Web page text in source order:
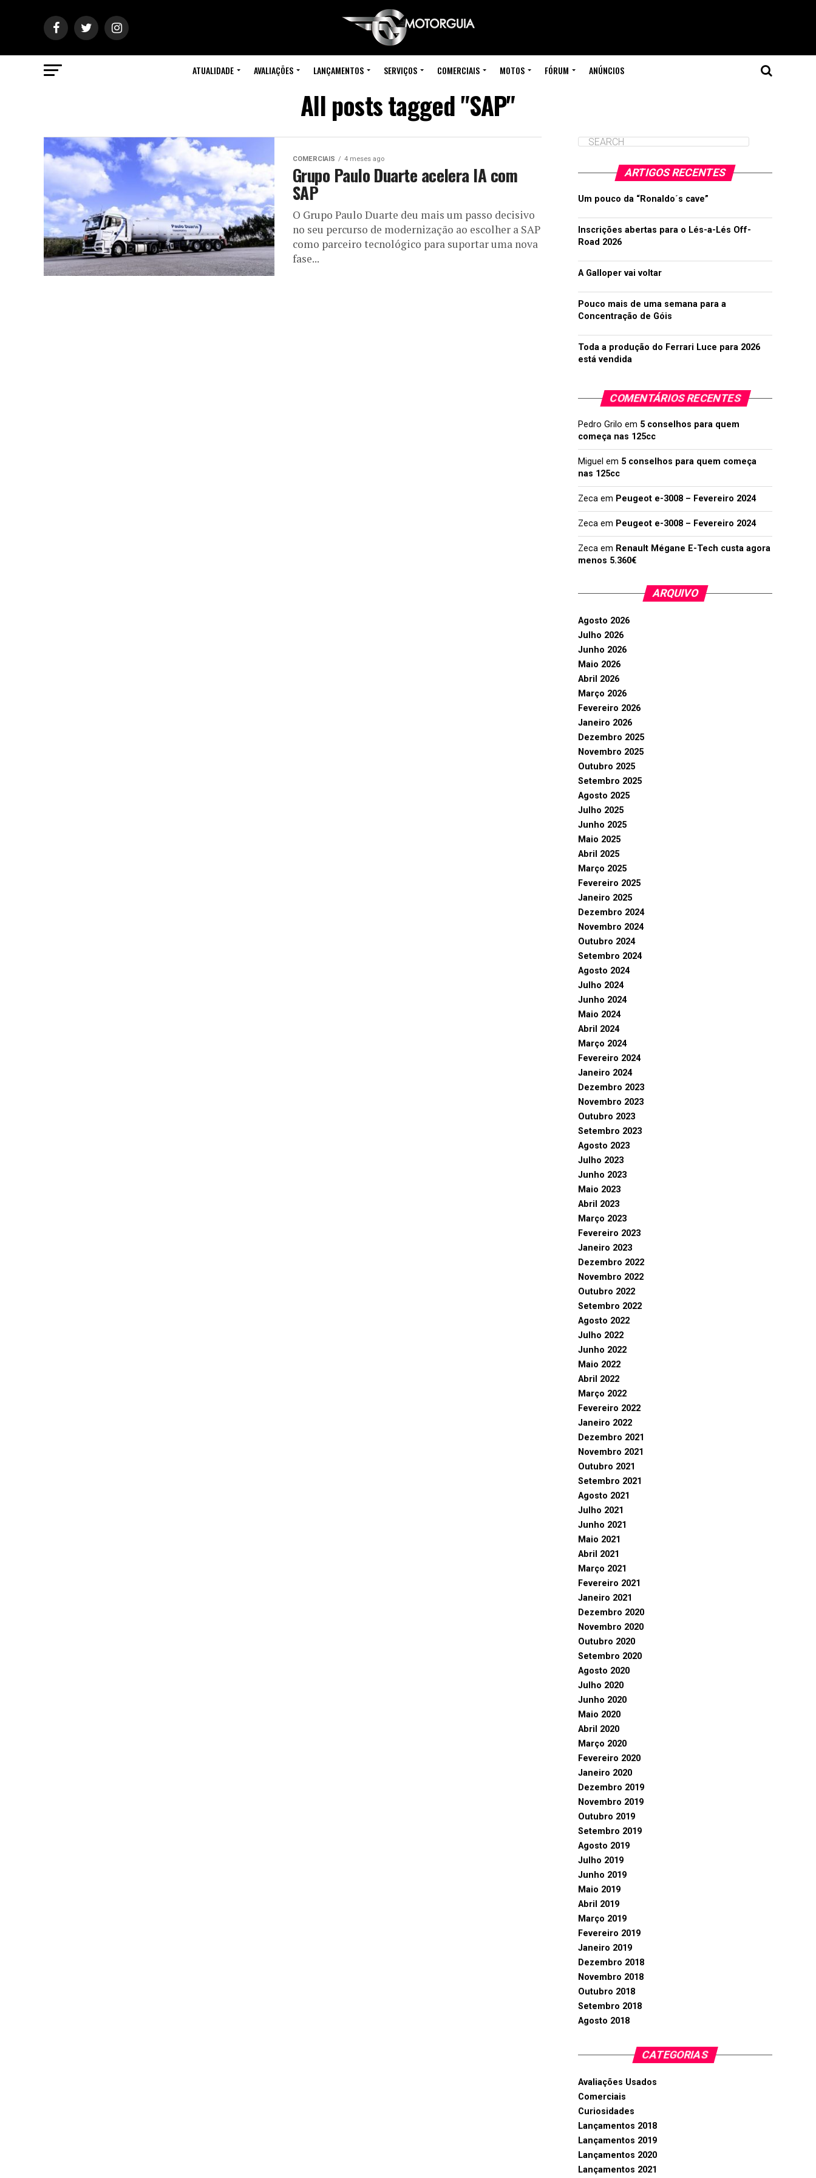
ATUALIDADE AVALIAÇÕES LANÇAMENTOS SERVIÇOS COMERCIAIS MOTOS FÓRUM ANÚNCIOS
All posts tagged "SAP"
COMERCIAIS 4 meses ago
Grupo Paulo Duarte acelera IA com
SAP
O Grupo Paulo Duarte deu mais um passo decisivo
no seu percurso de modernização ao escolher a SAP
como parceiro tecnológico para suportar uma nova
fase...
ARTIGOS RECENTES
Um pouco da “Ronaldo´s cave”
Inscrições abertas para o Lés-a-Lés Off-
Road 2026
A Galloper vai voltar
Pouco mais de uma semana para a
Concentração de Góis
Toda a produção do Ferrari Luce para 2026
está vendida
COMENTÁRIOS RECENTES
Pedro Grilo em 5 conselhos para quem
começa nas 125cc
Miguel em 5 conselhos para quem começa
nas 125cc
Zeca em Peugeot e-3008 – Fevereiro 2024
Zeca em Peugeot e-3008 – Fevereiro 2024
Zeca em Renault Mégane E-Tech custa agora
menos 5.360€
ARQUIVO
Agosto 2026
Julho 2026
Junho 2026
Maio 2026
Abril 2026
Março 2026
Fevereiro 2026
Janeiro 2026
Dezembro 2025
Novembro 2025
Outubro 2025
Setembro 2025
Agosto 2025
Julho 2025
Junho 2025
Maio 2025
Abril 2025
Março 2025
Fevereiro 2025
Janeiro 2025
Dezembro 2024
Novembro 2024
Outubro 2024
Setembro 2024
Agosto 2024
Julho 2024
Junho 2024
Maio 2024
Abril 2024
Março 2024
Fevereiro 2024
Janeiro 2024
Dezembro 2023
Novembro 2023
Outubro 2023
Setembro 2023
Agosto 2023
Julho 2023
Junho 2023
Maio 2023
Abril 2023
Março 2023
Fevereiro 2023
Janeiro 2023
Dezembro 2022
Novembro 2022
Outubro 2022
Setembro 2022
Agosto 2022
Julho 2022
Junho 2022
Maio 2022
Abril 2022
Março 2022
Fevereiro 2022
Janeiro 2022
Dezembro 2021
Novembro 2021
Outubro 2021
Setembro 2021
Agosto 2021
Julho 2021
Junho 2021
Maio 2021
Abril 2021
Março 2021
Fevereiro 2021
Janeiro 2021
Dezembro 2020
Novembro 2020
Outubro 2020
Setembro 2020
Agosto 2020
Julho 2020
Junho 2020
Maio 2020
Abril 2020
Março 2020
Fevereiro 2020
Janeiro 2020
Dezembro 2019
Novembro 2019
Outubro 2019
Setembro 2019
Agosto 2019
Julho 2019
Junho 2019
Maio 2019
Abril 2019
Março 2019
Fevereiro 2019
Janeiro 2019
Dezembro 2018
Novembro 2018
Outubro 2018
Setembro 2018
Agosto 2018
CATEGORIAS
Avaliações Usados
Comerciais
Curiosidades
Lançamentos 2018
Lançamentos 2019
Lançamentos 2020
Lançamentos 2021